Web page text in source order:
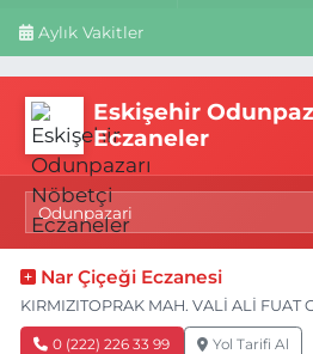
Aylık Vakitler
Eskişehir
Eczaneler
Nar Çiçeği Eczanesi
KIRMIZITOPRAK MAH. VALİ ALİ FUAT
0 (222) 226 33 99 Yol Tarifi Al